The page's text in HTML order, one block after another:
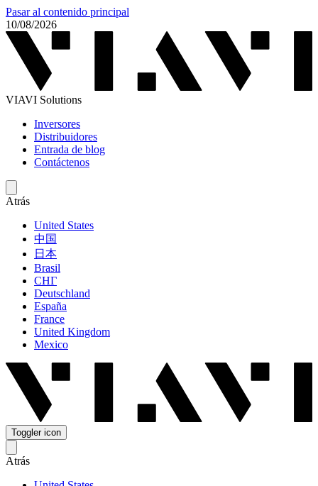
Pasar al contenido principal
10/08/2026
VIAVI Solutions
Inversores
Distribuidores
Entrada de blog
Contáctenos
Atrás
United States
中国
日本
Brasil
СНГ
Deutschland
España
France
United Kingdom
Mexico
Toggler icon
Atrás